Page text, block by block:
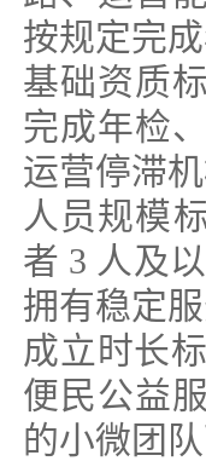
按规定完
基础资质
完成年检
运营停滞机
人员规模
者 3 人及
拥有稳定服
成立时长
便民公益
的小微团